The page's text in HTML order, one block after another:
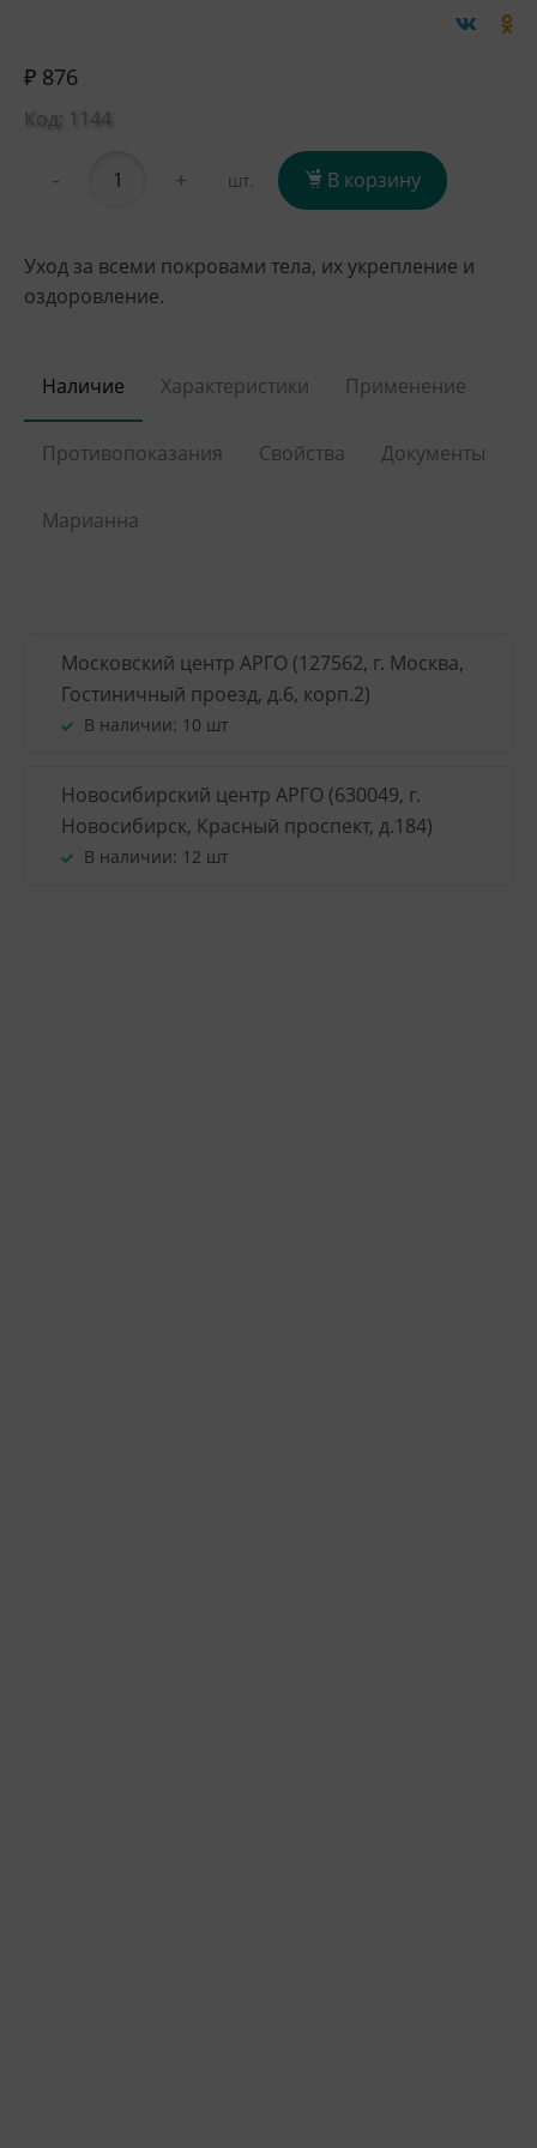
₽ 876
Код: 1144
- + шт. В корзину
Уход за всеми покровами тела, их укрепление и
оздоровление.
Наличие Характеристики Применение
Противопоказания Свойства Документы
Марианна
Московский центр АРГО (127562, г. Москва,
Гостиничный проезд, д.6, корп.2)
В наличии: 10 шт
Новосибирский центр АРГО (630049, г.
Новосибирск, Красный проспект, д.184)
В наличии: 12 шт